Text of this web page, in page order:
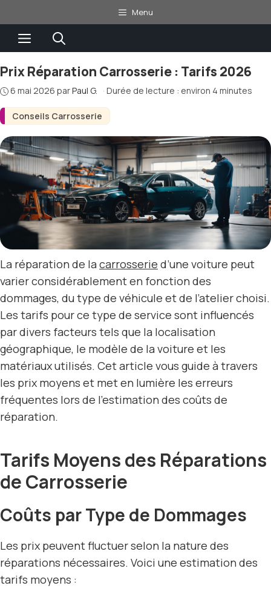
au
contenu
Menu
Menu
Conseils Carrosserie
Prix Réparation Carrosserie : Tarifs 2026
6 mai 2026 parPaul G. · Durée de lecture : environ 4 minutes
La réparation de la carrosserie d’une voiture peut
varier considérablement en fonction des
dommages, du type de véhicule et de l’atelier choisi.
Les tarifs pour ce type de service sont influencés
par divers facteurs tels que la localisation
géographique, le modèle de la voiture et les
matériaux utilisés. Cet article vous guide à travers
les prix moyens et met en lumière les erreurs
fréquentes lors de l’estimation des coûts de
réparation.
Tarifs Moyens des Réparations
de Carrosserie
Coûts par Type de Dommages
Les prix peuvent fluctuer selon la nature des
réparations nécessaires. Voici une estimation des
tarifs moyens :